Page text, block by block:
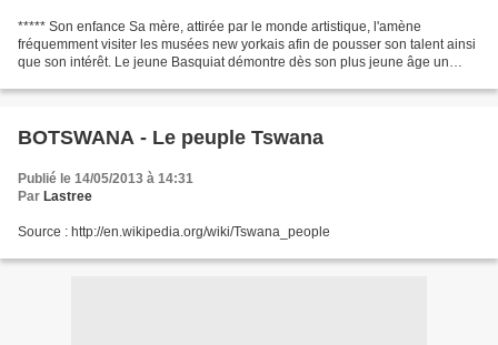
***** Son enfance Sa mère, attirée par le monde artistique, l'amène
fréquemment visiter les musées new yorkais afin de pousser son talent ainsi
que son intérêt. Le jeune Basquiat démontre dès son plus jeune âge un
BOTSWANA - Le peuple Tswana
Publié le 14/05/2013 à 14:31
Par Lastree
Source : http://en.wikipedia.org/wiki/Tswana_people